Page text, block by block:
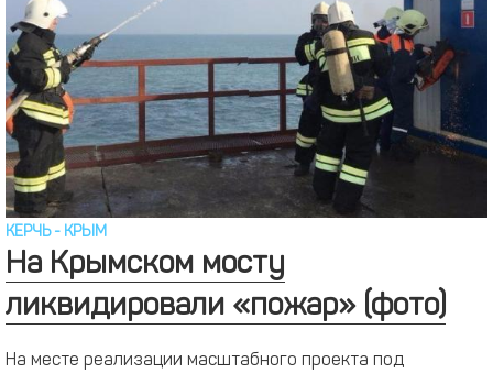
КЕРЧЬ- КРЫМ
На Крымском мосту
ликвидировали «пожар» (фото)
На месте реализации масштабного проекта под